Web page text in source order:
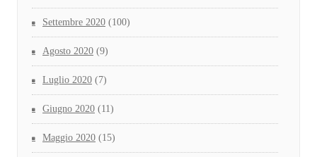
Settembre 2020 (100)
Agosto 2020 (9)
Luglio 2020 (7)
Giugno 2020 (11)
Maggio 2020 (15)